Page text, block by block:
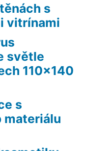
s
vitrínami
světle
110×140
s
materiálu